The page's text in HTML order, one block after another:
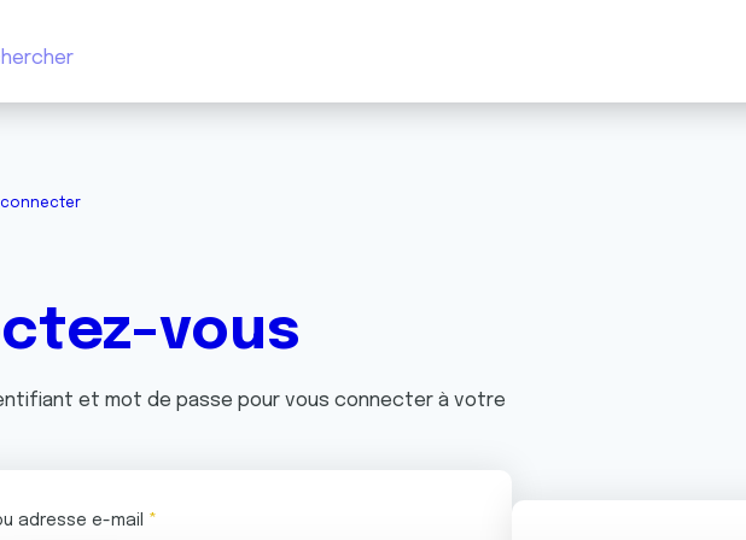
connecter
vous
et mot de passe pour vous connecter à votre
adresse e-mail